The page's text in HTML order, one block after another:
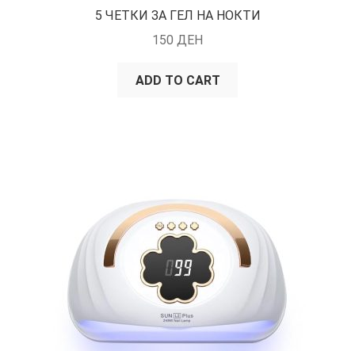
5 ЧЕТКИ ЗА ГЕЛ НА НОКТИ
150 ДЕН
ADD TO CART